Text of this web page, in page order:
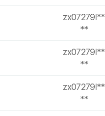
zx07279l**
**
zx07279l**
**
zx07279l**
**